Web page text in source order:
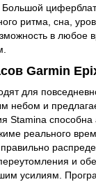
ритма, сна,
в любое
Garmin
для
небом и
Stamina способна
реального
и
усилиям.